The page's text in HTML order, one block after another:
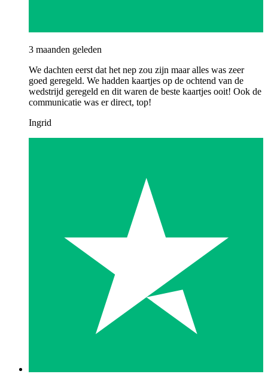
3 maanden geleden
We dachten eerst dat het nep zou zijn maar alles was zeer
goed geregeld. We hadden kaartjes op de ochtend van de
wedstrijd geregeld en dit waren de beste kaartjes ooit! Ook de
communicatie was er direct, top!
Ingrid